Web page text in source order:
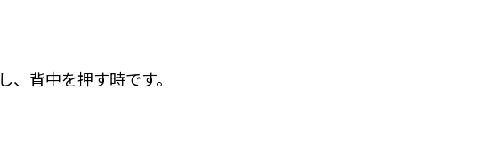
、背中を押す時です。